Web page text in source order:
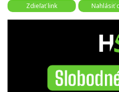
Zdieľať link Nahlásiť